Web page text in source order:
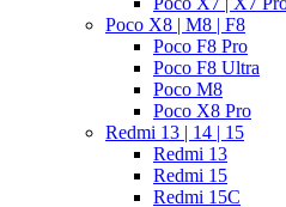
Poco X8 | M8 | F8
Poco F8 Pro
Poco F8 Ultra
Poco M8
Poco X8 Pro
Redmi 13 | 14 | 15
Redmi 13
Redmi 15
Redmi 15C